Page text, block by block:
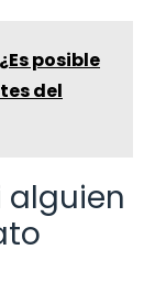
¿Es posible
del
alguien